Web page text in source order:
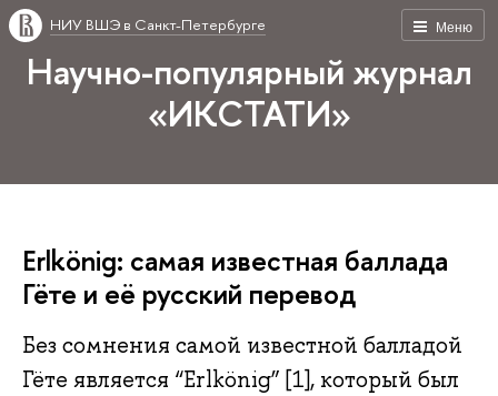
Меню
НИУ ВШЭ в Санкт-Петербурге
Научно-популярный журнал
«ИКСТАТИ»
Erlkönig: самая известная баллада
Гёте и её русский перевод
Без сомнения самой известной балладой
Гёте является “Erlkönig” [1], который был